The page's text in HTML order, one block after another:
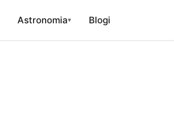
Astronomia▾ Blogi